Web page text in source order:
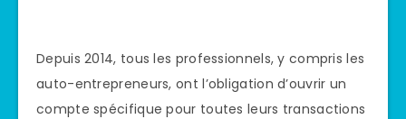
Depuis 2014, tous les professionnels, y compris les
auto-entrepreneurs, ont l’obligation d’ouvrir un
compte spécifique pour toutes leurs transactions